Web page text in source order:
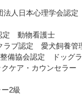
法人日本心理学会認
定 動物看護士
ラブ認定 愛犬飼養管
備協会認定 ドッグ
ケア・カウンセラー
2級